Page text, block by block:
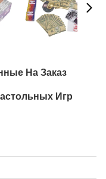
На Заказ
Игр